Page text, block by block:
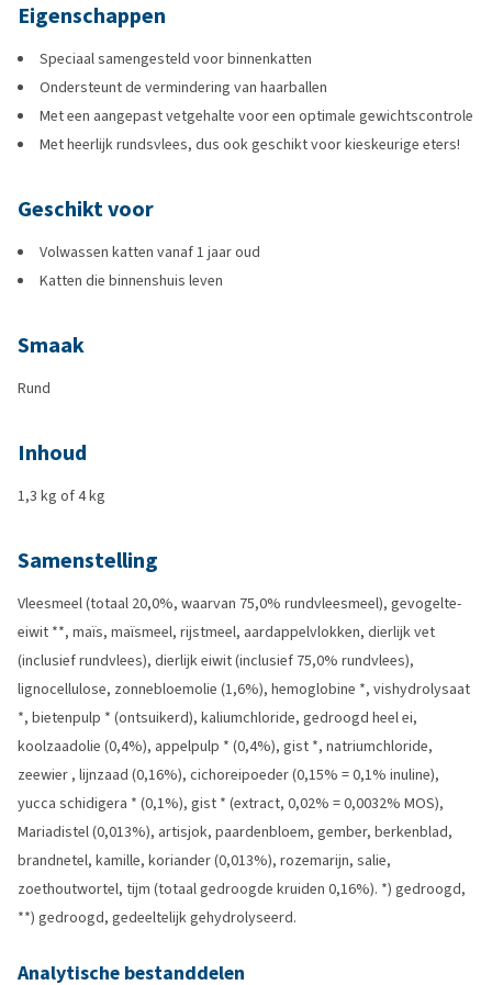
Eigenschappen
Speciaal samengesteld voor binnenkatten
Ondersteunt de vermindering van haarballen
Met een aangepast vetgehalte voor een optimale gewichtscontrole
Met heerlijk rundsvlees, dus ook geschikt voor kieskeurige eters!
Geschikt voor
Volwassen katten vanaf 1 jaar oud
Katten die binnenshuis leven
Smaak
Rund
Inhoud
1,3 kg of 4 kg
Samenstelling
Vleesmeel (totaal 20,0%, waarvan 75,0% rundvleesmeel), gevogelte-
eiwit **, maïs, maïsmeel, rijstmeel, aardappelvlokken, dierlijk vet
(inclusief rundvlees), dierlijk eiwit (inclusief 75,0% rundvlees),
lignocellulose, zonnebloemolie (1,6%), hemoglobine *, vishydrolysaat
*, bietenpulp * (ontsuikerd), kaliumchloride, gedroogd heel ei,
koolzaadolie (0,4%), appelpulp * (0,4%), gist *, natriumchloride,
zeewier , lijnzaad (0,16%), cichoreipoeder (0,15% = 0,1% inuline),
yucca schidigera * (0,1%), gist * (extract, 0,02% = 0,0032% MOS),
Mariadistel (0,013%), artisjok, paardenbloem, gember, berkenblad,
brandnetel, kamille, koriander (0,013%), rozemarijn, salie,
zoethoutwortel, tijm (totaal gedroogde kruiden 0,16%). *) gedroogd,
**) gedroogd, gedeeltelijk gehydrolyseerd.
Analytische bestanddelen